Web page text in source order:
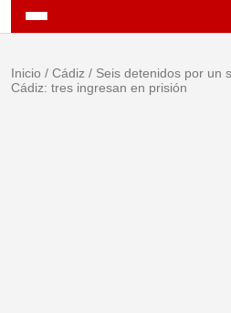
Inicio / Cádiz / Seis detenidos por un
Cádiz: tres ingresan en prisión